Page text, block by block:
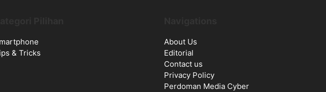
& Tricks
About Us
Editorial
Contact us
Privacy Policy
Perdoman Media Cyber